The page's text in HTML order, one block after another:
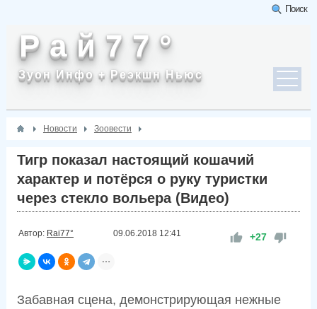
Поиск
Р а й 7 7 °
Зуон Инфо + Реэкшн Ньюс
Новости Зоовести
Тигр показал настоящий кошачий
характер и потёрся о руку туристки
через стекло вольера (Видео)
Автор: Rai77° 09.06.2018 12:41 +27
Забавная сцена, демонстрирующая нежные